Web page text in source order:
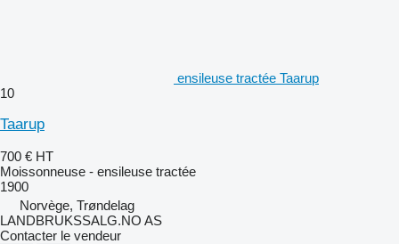
ensileuse tractée Taarup
10
Taarup
700 € HT
Moissonneuse - ensileuse tractée
1900
Norvège, Trøndelag
LANDBRUKSSALG.NO AS
Contacter le vendeur